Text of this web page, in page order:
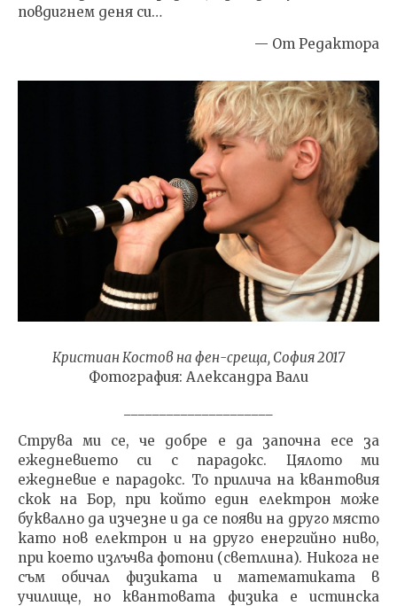
повдигнем деня си…
— От Редактора
Кристиан Костов на фен-среща, София 2017
Фотография: Александра Вали
Струва ми се, че добре е да започна есе за
ежедневието си с парадокс. Цялото ми
ежедневие е парадокс. То прилича на квантовия
скок на Бор, при който един електрон може
буквално да изчезне и да се появи на друго място
като нов електрон и на друго енергийно ниво,
при което излъчва фотони (светлина). Никога не
съм обичал физиката и математиката в
училище, но квантовата физика е истинска